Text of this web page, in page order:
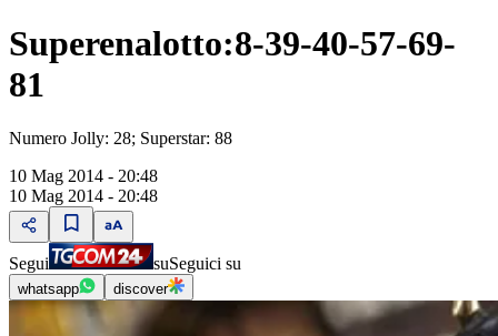
Superenalotto:8-39-40-57-69-
81
Numero Jolly: 28; Superstar: 88
10 Mag 2014 - 20:48
10 Mag 2014 - 20:48
Segui suSeguici su
whatsapp discover